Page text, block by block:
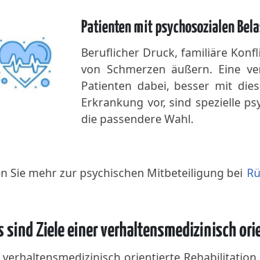
Patienten mit psychosozialen
Beruflicher Druck, familiäre
von Schmerzen äußern. Eine
Patienten dabei, besser mit
Erkrankung vor, sind spezielle
die passendere Wahl.
Sie mehr zur psychischen Mitbeteiligung bei
sind Ziele einer verhaltensmedizinisch